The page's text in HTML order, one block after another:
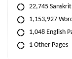
22,745
1,153,927
1,048 English
1 Other Pages